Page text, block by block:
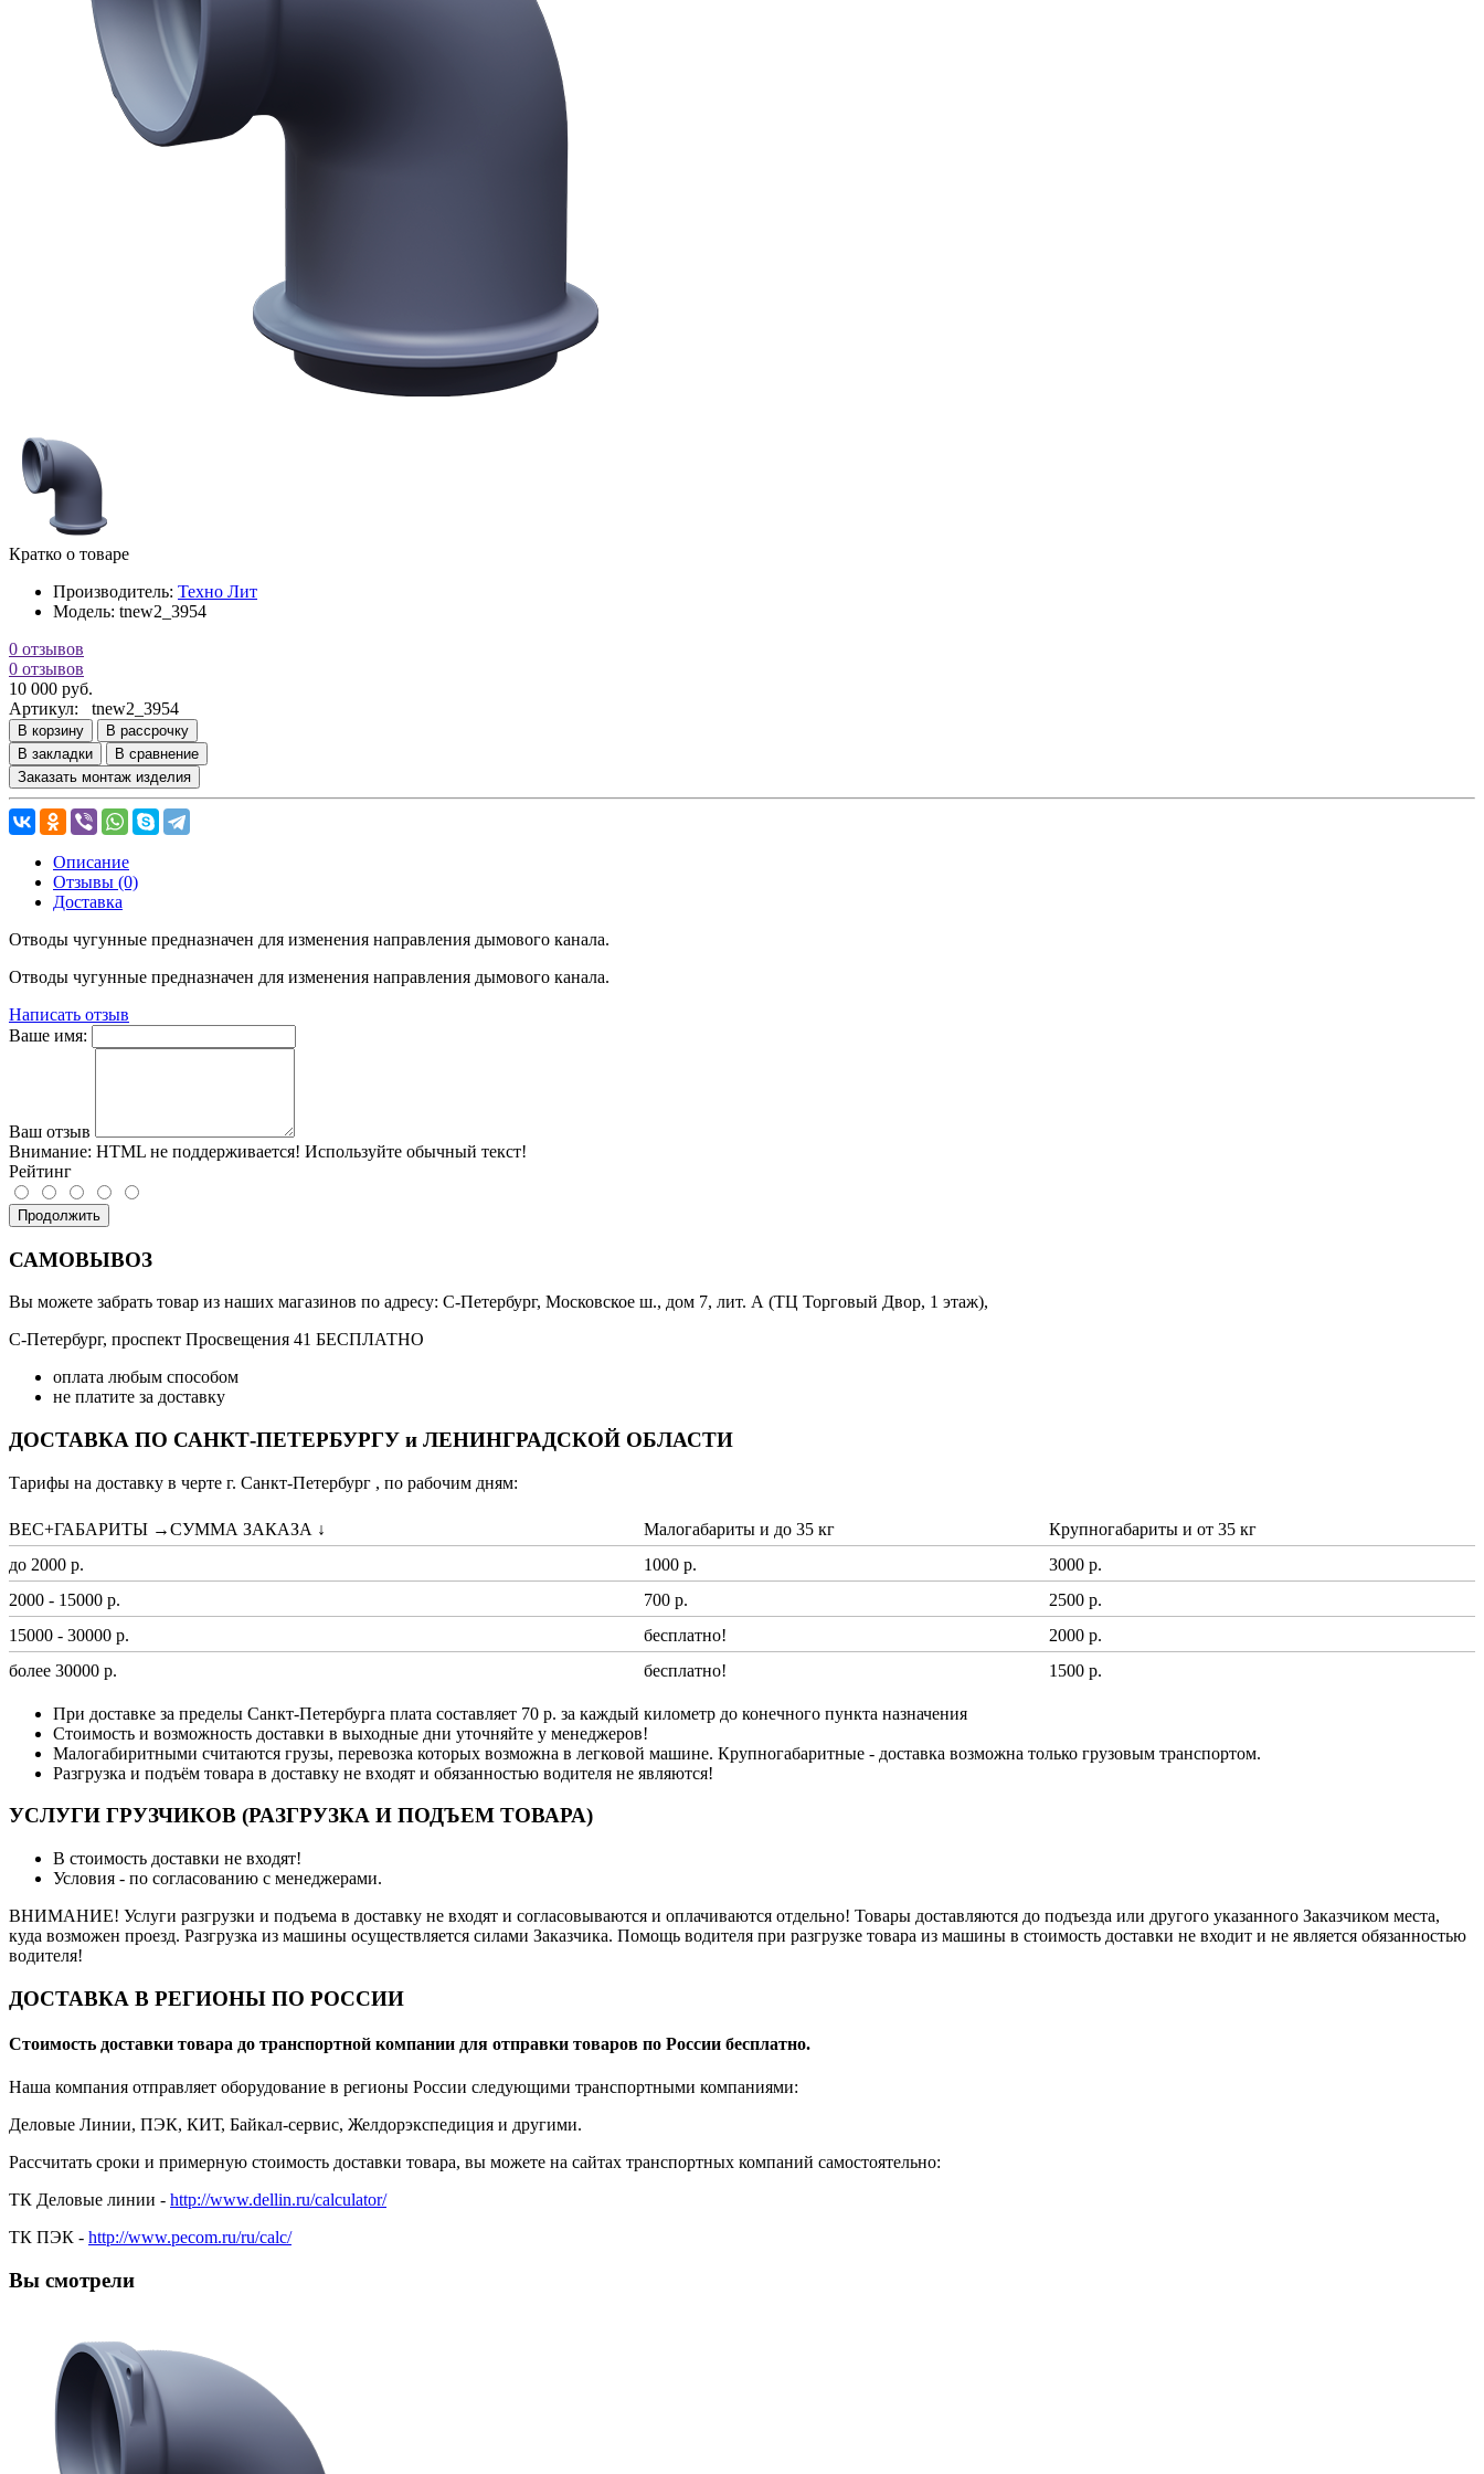
Кратко о товаре
Производитель: Техно Лит
Модель: tnew2_3954
0 отзывов
0 отзывов
10 000 руб.
Артикул: tnew2_3954
В корзину
В рассрочку
В закладки
В сравнение
Заказать монтаж изделия
Описание
Отзывы (0)
Доставка
Отводы чугунные предназначен для изменения направления дымового канала.
Отводы чугунные предназначен для изменения направления дымового канала.
Написать отзыв
Ваше имя:
Ваш отзыв
Внимание: HTML не поддерживается! Используйте обычный текст!
Рейтинг
Продолжить
САМОВЫВОЗ
Вы можете забрать товар из наших магазинов по адресу: С-Петербург, Московское ш., дом 7, лит. А (ТЦ Торговый Двор, 1 этаж),
С-Петербург, проспект Просвещения 41 БЕСПЛАТНО
оплата любым способом
не платите за доставку
ДОСТАВКА ПО САНКТ-ПЕТЕРБУРГУ и ЛЕНИНГРАДСКОЙ ОБЛАСТИ
Тарифы на доставку в черте г. Санкт-Петербург , по рабочим дням:
ВЕС+ГАБАРИТЫ →СУММА ЗАКАЗА ↓ Малогабариты и до 35 кг
Крупногабариты и от 35 кг
до 2000 р.
1000 р.
3000 р.
2000 - 15000 р.
700 р.
2500 р.
15000 - 30000 р.
бесплатно!
2000 р.
более 30000 р.
бесплатно! 1500 р.
При доставке за пределы Санкт-Петербурга плата составляет 70 р. за каждый километр до конечного пункта назначения
Стоимость и возможность доставки в выходные дни уточняйте у менеджеров!
Малогабиритными считаются грузы, перевозка которых возможна в легковой машине. Крупногабаритные - доставка возможна только грузовым транспортом.
Разгрузка и подъём товара в доставку не входят и обязанностью водителя не являются!
УСЛУГИ ГРУЗЧИКОВ (РАЗГРУЗКА И ПОДЪЕМ ТОВАРА)
В стоимость доставки не входят!
Условия - по согласованию с менеджерами.
ВНИМАНИЕ! Услуги разгрузки и подъема в доставку не входят и согласовываются и оплачиваются отдельно! Товары доставляются до подъезда или другого указанного Заказчиком места,
куда возможен проезд. Разгрузка из машины осуществляется силами Заказчика. Помощь водителя при разгрузке товара из машины в стоимость доставки не входит и не является обязанностью
водителя!
ДОСТАВКА В РЕГИОНЫ ПО РОССИИ
Стоимость доставки товара до транспортной компании для отправки товаров по России бесплатно.
Наша компания отправляет оборудование в регионы России следующими транспортными компаниями:
Деловые Линии, ПЭК, КИТ, Байкал-сервис, Желдорэкспедиция и другими.
Рассчитать сроки и примерную стоимость доставки товара, вы можете на сайтах транспортных компаний самостоятельно:
ТК Деловые линии - http://www.dellin.ru/calculator/
ТК ПЭК - http://www.pecom.ru/ru/calc/
Вы смотрели